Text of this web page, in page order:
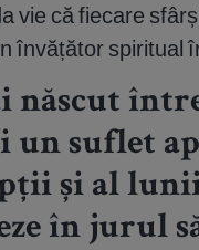
vie că fiecare
învățător spiritual
născut
un suflet
și al
în jurul